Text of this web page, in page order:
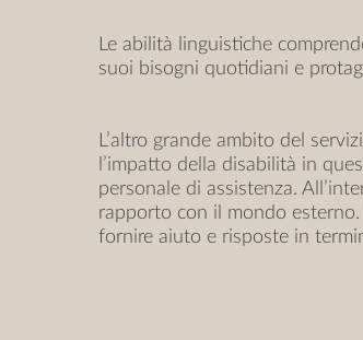
Le abilità linguistiche
suoi bisogni quotidiani e
L’altro grande ambito del
l’impatto della disabilità in
personale di assistenza.
rapporto con il mondo
fornire aiuto e risposte in